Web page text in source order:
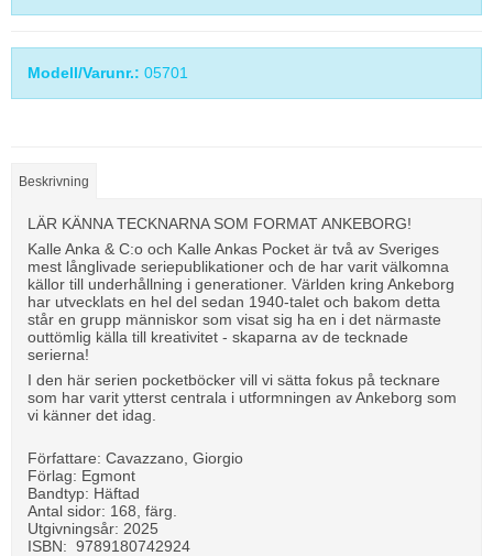
Modell/Varunr.: 05701
Beskrivning
LÄR KÄNNA TECKNARNA SOM FORMAT ANKEBORG!
Kalle Anka & C:o och Kalle Ankas Pocket är två av Sveriges
mest långlivade seriepublikationer och de har varit välkomna
källor till underhållning i generationer. Världen kring Ankeborg
har utvecklats en hel del sedan 1940-talet och bakom detta
står en grupp människor som visat sig ha en i det närmaste
outtömlig källa till kreativitet - skaparna av de tecknade
serierna!
I den här serien pocketböcker vill vi sätta fokus på tecknare
som har varit ytterst centrala i utformningen av Ankeborg som
vi känner det idag.
Författare: Cavazzano, Giorgio
Förlag: Egmont
Bandtyp: Häftad
Antal sidor: 168, färg.
Utgivningsår: 2025
ISBN: 9789180742924